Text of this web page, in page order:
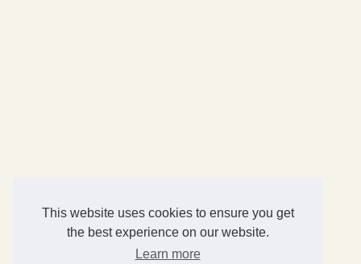
This website uses cookies to ensure you get
the best experience on our website.
Learn more